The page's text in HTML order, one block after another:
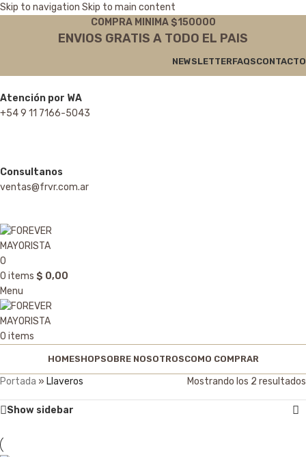
Skip to navigation Skip to main content
COMPRA MINIMA $150000
ENVIOS GRATIS A TODO EL PAIS
NEWSLETTERFAQSCONTACTO
Atención por WA
+54 9 11 7166-5043
Consultanos
ventas@frvr.com.ar
0
0 items $ 0,00
Menu
0 items
HOMESHOPSOBRE NOSOTROSCOMO COMPRAR
Portada » Llaveros Mostrando los 2 resultados
Show sidebar